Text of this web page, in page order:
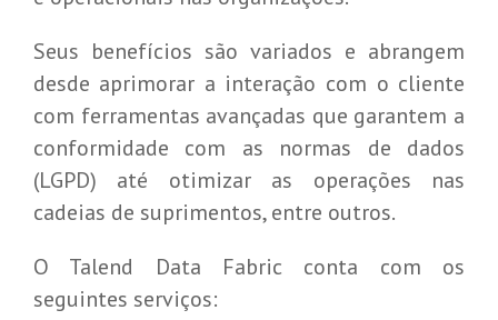
Seus benefícios são variados e abrangem
desde aprimorar a interação com o cliente
com ferramentas avançadas que garantem a
conformidade com as normas de dados
(LGPD) até otimizar as operações nas
cadeias de suprimentos, entre outros.
O Talend Data Fabric conta com os
seguintes serviços: